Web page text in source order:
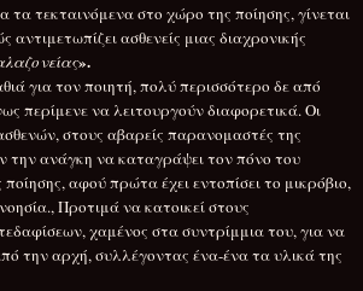
τα τεκταινόμενα στο χώρο της ποίησης, γίνεται
αντιμετωπίζει ασθενείς μιας διαχρονικής
».
για τον ποιητή, πολύ περισσότερο δε από
περίμενε να λειτουργούν διαφορετικά. Οι
στους αβαρείς παρανομαστές της
την ανάγκη να καταγράψει τον πόνο του
αφού πρώτα έχει εντοπίσει το μικρόβιο,
Προτιμά να κατοικεί στους
χαμένος στα συντρίμμια του, για να
την αρχή, συλλέγοντας ένα-ένα τα υλικά της